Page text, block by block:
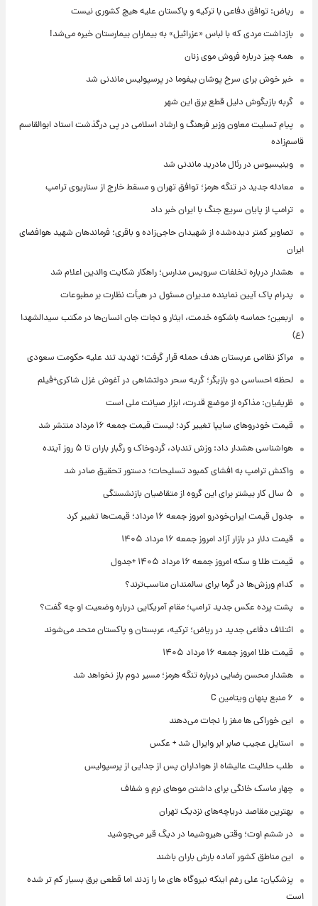
ریاض: توافق دفاعی با ترکیه و پاکستان علیه هیچ کشوری نیست
بازداشت مردی که با لباس «عزرائیل» به بیماران بیمارستان خیره می‌شد!
همه چیز درباره فروش موی زنان
خبر خوش برای سرخ پوشان بیفوما در پرسپولیس ماندنی شد
گربه بازیگوش دلیل قطع برق این شهر
پیام تسلیت معاون وزیر فرهنگ و ارشاد اسلامی در پی درگذشت استاد ابوالقاسم
قاسم‌زاده
وینیسیوس در رئال مادرید ماندنی شد
معادله جدید در تنگه هرمز؛ توافق تهران و مسقط خارج از سناریوی ترامپ
ترامپ از پایان سریع جنگ با ایران خبر داد
تصاویر کمتر دیده‌شده از شهیدان حاجی‌زاده و باقری؛ فرماندهان شهید هوافضای
ایران
هشدار درباره تخلفات سرویس مدارس؛ راهکار شکایت والدین اعلام شد
پدرام پاک آیین نماینده مدیران مسئول در هیأت نظارت بر مطبوعات
اربعین؛ حماسه باشکوه خدمت، ایثار و نجات جان انسان‌ها در مکتب سیدالشهدا
(ع)
مراکز نظامی عربستان هدف حمله قرار گرفت؛ تهدید تند علیه حکومت سعودی
لحظه احساسی دو بازیگر؛ گریه سحر دولتشاهی در آغوش غزل شاکری+فیلم
ظریفیان: مذاکره از موضع قدرت، ابزار صیانت ملی است
قیمت خودروهای سایپا تغییر کرد؛ لیست قیمت جمعه ۱۶ مرداد منتشر شد
هواشناسی هشدار داد: وزش تندباد، گردوخاک و رگبار باران تا ۵ روز آینده
واکنش ترامپ به افشای کمبود تسلیحات؛ دستور تحقیق صادر شد
۵ سال کار بیشتر برای این گروه از متقاضیان بازنشستگی
جدول قیمت ایران‌خودرو امروز جمعه ۱۶ مرداد؛ قیمت‌ها تغییر کرد
قیمت دلار در بازار آزاد امروز جمعه ۱۶ مرداد ۱۴۰۵
قیمت طلا و سکه امروز جمعه ۱۶ مرداد ۱۴۰۵ +جدول
کدام ورزش‌ها در گرما برای سالمندان مناسب‌ترند؟
پشت پرده عکس جدید ترامپ؛ مقام آمریکایی درباره وضعیت او چه گفت؟
ائتلاف دفاعی جدید در ریاض؛ ترکیه، عربستان و پاکستان متحد می‌شوند
قیمت طلا امروز جمعه ۱۶ مرداد ۱۴۰۵
هشدار محسن رضایی درباره تنگه هرمز؛ مسیر دوم باز نخواهد شد
۶ منبع پنهان ویتامین C
این خوراکی ها مغز را نجات می‌دهند
استایل عجیب صابر ابر وایرال شد + عکس
طلب حلالیت عالیشاه از هواداران پس از جدایی از پرسپولیس
چهار ماسک خانگی برای داشتن موهای نرم و شفاف
بهترین مقاصد دریاچه‌های نزدیک تهران
در ششم اوت؛ وقتی هیروشیما در دیگ قیر می‌جوشید
این مناطق کشور آماده بارش باران باشند
پزشکیان: علی رغم اینکه نیروگاه های ما را زدند اما قطعی برق بسیار کم تر شده
است